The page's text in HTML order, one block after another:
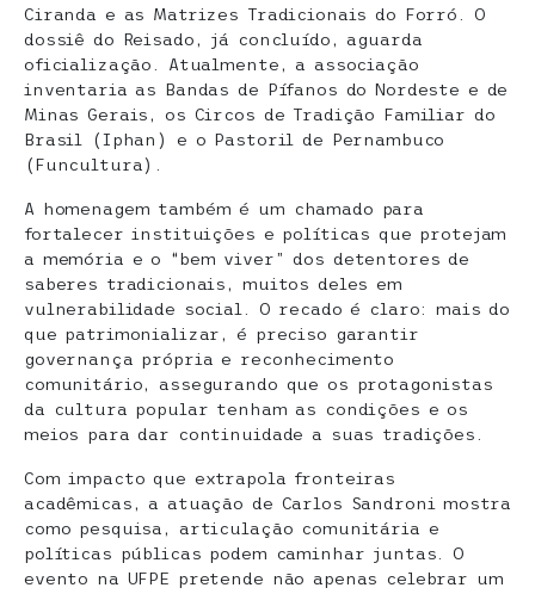
Ciranda e as Matrizes Tradicionais do Forró. O
dossiê do Reisado, já concluído, aguarda
oficialização. Atualmente, a associação
inventaria as Bandas de Pífanos do Nordeste e de
Minas Gerais, os Circos de Tradição Familiar do
Brasil (Iphan) e o Pastoril de Pernambuco
(Funcultura).
A homenagem também é um chamado para
fortalecer instituições e políticas que protejam
a memória e o “bem viver” dos detentores de
saberes tradicionais, muitos deles em
vulnerabilidade social. O recado é claro: mais do
que patrimonializar, é preciso garantir
governança própria e reconhecimento
comunitário, assegurando que os protagonistas
da cultura popular tenham as condições e os
meios para dar continuidade a suas tradições.
Com impacto que extrapola fronteiras
acadêmicas, a atuação de Carlos Sandroni mostra
como pesquisa, articulação comunitária e
políticas públicas podem caminhar juntas. O
evento na UFPE pretende não apenas celebrar um